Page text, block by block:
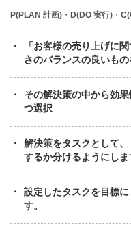
P(PLAN 計画) ・ D(DO 実行) ・
「お客様の売り上げに
さのバランスの良いも
その解決策の中から効
つ選択
解決策をタスクとして
するか分けるようにしま
設定したタスクを目標
す。